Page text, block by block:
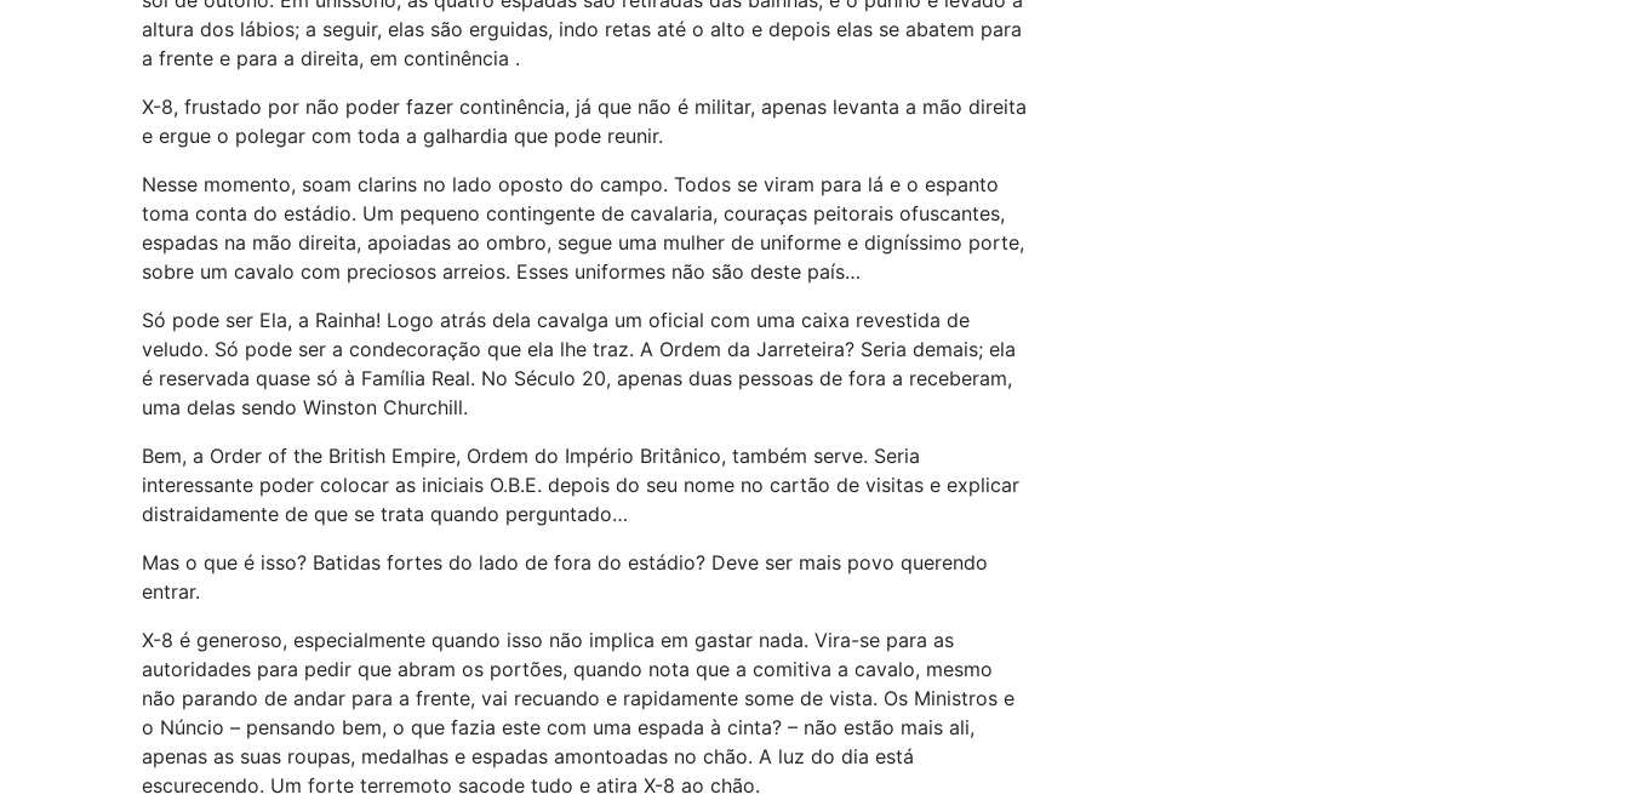
altura dos lábios; a seguir, elas são erguidas, indo retas até o alto e depois elas se abatem para
a frente e para a direita, em continência .
X-8, frustado por não poder fazer continência, já que não é militar, apenas levanta a mão direita
e ergue o polegar com toda a galhardia que pode reunir.
Nesse momento, soam clarins no lado oposto do campo. Todos se viram para lá e o espanto
toma conta do estádio. Um pequeno contingente de cavalaria, couraças peitorais ofuscantes,
espadas na mão direita, apoiadas ao ombro, segue uma mulher de uniforme e digníssimo porte,
sobre um cavalo com preciosos arreios. Esses uniformes não são deste país…
Só pode ser Ela, a Rainha! Logo atrás dela cavalga um oficial com uma caixa revestida de
veludo. Só pode ser a condecoração que ela lhe traz. A Ordem da Jarreteira? Seria demais; ela
é reservada quase só à Família Real. No Século 20, apenas duas pessoas de fora a receberam,
uma delas sendo Winston Churchill.
Bem, a Order of the British Empire, Ordem do Império Britânico, também serve. Seria
interessante poder colocar as iniciais O.B.E. depois do seu nome no cartão de visitas e explicar
distraidamente de que se trata quando perguntado…
Mas o que é isso? Batidas fortes do lado de fora do estádio? Deve ser mais povo querendo
entrar.
X-8 é generoso, especialmente quando isso não implica em gastar nada. Vira-se para as
autoridades para pedir que abram os portões, quando nota que a comitiva a cavalo, mesmo
não parando de andar para a frente, vai recuando e rapidamente some de vista. Os Ministros e
o Núncio – pensando bem, o que fazia este com uma espada à cinta? – não estão mais ali,
apenas as suas roupas, medalhas e espadas amontoadas no chão. A luz do dia está
escurecendo. Um forte terremoto sacode tudo e atira X-8 ao chão.